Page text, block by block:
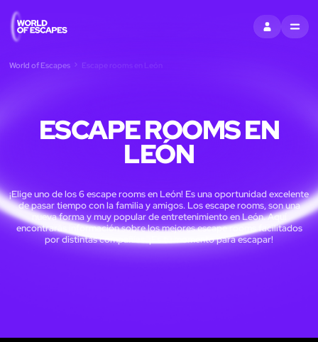
ENTRARMENU
World of Escapes Escape rooms en León
ESCAPE ROOMS EN
LEÓN
¡Elige uno de los 6 escape rooms en León! Es una oportunidad excelente
de pasar tiempo con la familia y amigos. Los escape rooms, son una
nueva forma y muy popular de entretenimiento en León. Aquí
encontrarás información sobre los mejores escape rooms facilitados
por distintas compañías. ¡Es tu momento para escapar!